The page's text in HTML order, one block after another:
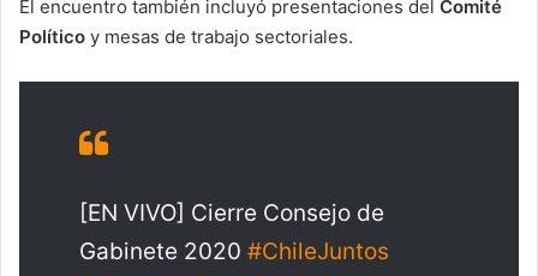
El encuentro también incluyó presentaciones del Comité
Político y mesas de trabajo sectoriales.
[EN VIVO] Cierre Consejo de
Gabinete 2020 #ChileJuntos